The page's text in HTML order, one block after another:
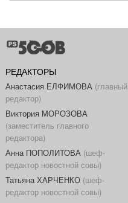
РЕДАКТОРЫ
Анастасия ЕЛФИМОВА(главный
редактор)
Виктория МОРОЗОВА
(заместитель главного
редактора)
Анна ПОПОЛИТОВА(шеф-
редактор новостной совы)
Татьяна ХАРЧЕНКО(шеф-
редактор новостной совы)